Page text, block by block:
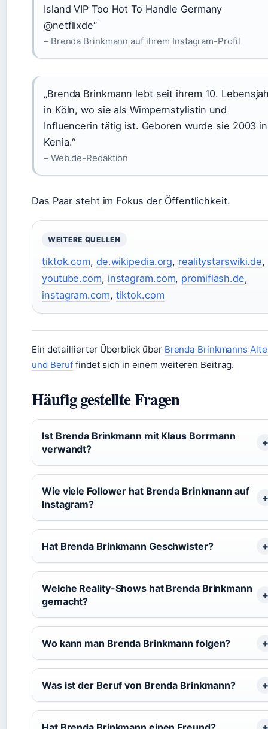
Island VIP Too Hot To Handle Germany
@netflixde“
– Brenda Brinkmann auf ihrem Instagram-Profil
„Brenda Brinkmann lebt seit ihrem 10.
in Köln, wo sie als Wimpernstylistin und
Influencerin tätig ist. Geboren wurde sie 2003 in
Kenia.“
– Web.de-Redaktion
Das Paar steht im Fokus der Öffentlichkeit.
WEITERE QUELLEN
tiktok.com, de.wikipedia.org, realitystarswiki.de,
youtube.com, instagram.com, promiflash.de,
instagram.com, tiktok.com
Ein detaillierter Überblick über Brenda Brinkmanns
und Beruf findet sich in einem weiteren Beitrag.
Häufig gestellte Fragen
Ist Brenda Brinkmann mit Klaus Borrmann
verwandt?
Wie viele Follower hat Brenda Brinkmann auf
Instagram?
Hat Brenda Brinkmann Geschwister?
Welche Reality-Shows hat Brenda Brinkmann
gemacht?
Wo kann man Brenda Brinkmann folgen?
Was ist der Beruf von Brenda Brinkmann?